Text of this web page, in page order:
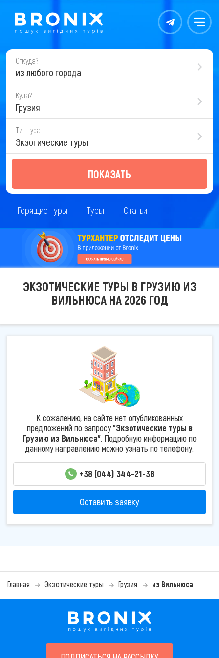
Контакты Меню
Откуда?
из любого города
Куда?
Грузия
Тип тура
Экзотические туры
ПОКАЗАТЬ
Горящие туры Туры Статьи
ЭКЗОТИЧЕСКИЕ ТУРЫ В ГРУЗИЮ ИЗ
ВИЛЬНЮСА НА 2026 ГОД
К сожалению, на сайте нет опубликованных
предложений по запросу"Экзотические туры в
Грузию из Вильнюса". Подробную информацию по
данному направлению можно узнать по телефону:
+38 (044) 344-21-38
Оставить заявку
Главная Экзотические туры Грузия из Вильнюса